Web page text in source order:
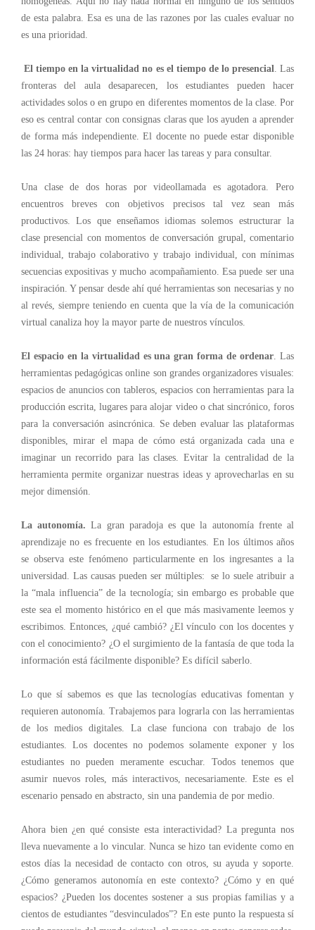
de esta palabra. Esa es una de las razones por las cuales evaluar no
es una prioridad.
El tiempo en la virtualidad no es el tiempo de lo presencial. Las
fronteras del aula desaparecen, los estudiantes pueden hacer
actividades solos o en grupo en diferentes momentos de la clase. Por
eso es central contar con consignas claras que los ayuden a aprender
de forma más independiente. El docente no puede estar disponible
las 24 horas: hay tiempos para hacer las tareas y para consultar.
Una clase de dos horas por videollamada es agotadora. Pero
encuentros breves con objetivos precisos tal vez sean más
productivos. Los que enseñamos idiomas solemos estructurar la
clase presencial con momentos de conversación grupal, comentario
individual, trabajo colaborativo y trabajo individual, con mínimas
secuencias expositivas y mucho acompañamiento. Esa puede ser una
inspiración. Y pensar desde ahí qué herramientas son necesarias y no
al revés, siempre teniendo en cuenta que la vía de la comunicación
virtual canaliza hoy la mayor parte de nuestros vínculos.
El espacio en la virtualidad es una gran forma de ordenar. Las
herramientas pedagógicas online son grandes organizadores visuales:
espacios de anuncios con tableros, espacios con herramientas para la
producción escrita, lugares para alojar video o chat sincrónico, foros
para la conversación asincrónica. Se deben evaluar las plataformas
disponibles, mirar el mapa de cómo está organizada cada una e
imaginar un recorrido para las clases. Evitar la centralidad de la
herramienta permite organizar nuestras ideas y aprovecharlas en su
mejor dimensión.
La autonomía. La gran paradoja es que la autonomía frente al
aprendizaje no es frecuente en los estudiantes. En los últimos años
se observa este fenómeno particularmente en los ingresantes a la
universidad. Las causas pueden ser múltiples: se lo suele atribuir a
la “mala influencia” de la tecnología; sin embargo es probable que
este sea el momento histórico en el que más masivamente leemos y
escribimos. Entonces, ¿qué cambió? ¿El vínculo con los docentes y
con el conocimiento? ¿O el surgimiento de la fantasía de que toda la
información está fácilmente disponible? Es difícil saberlo.
Lo que sí sabemos es que las tecnologías educativas fomentan y
requieren autonomía. Trabajemos para lograrla con las herramientas
de los medios digitales. La clase funciona con trabajo de los
estudiantes. Los docentes no podemos solamente exponer y los
estudiantes no pueden meramente escuchar. Todos tenemos que
asumir nuevos roles, más interactivos, necesariamente. Este es el
escenario pensado en abstracto, sin una pandemia de por medio.
Ahora bien ¿en qué consiste esta interactividad? La pregunta nos
lleva nuevamente a lo vincular. Nunca se hizo tan evidente como en
estos días la necesidad de contacto con otros, su ayuda y soporte.
¿Cómo generamos autonomía en este contexto? ¿Cómo y en qué
espacios? ¿Pueden los docentes sostener a sus propias familias y a
cientos de estudiantes “desvinculados”? En este punto la respuesta sí